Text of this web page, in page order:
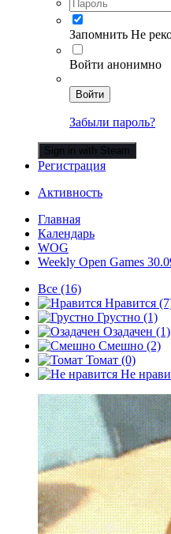
Запомнить Не
Войти анонимно
Войти
Забыли пароль?
Sign in with Steam
Регистрация
Активность
Главная
Календарь
WOG
Weekly Open Games
Все (16)
Нравится
Грустно (1)
Озадачен (1)
Смешно (2)
Томат (0)
Не